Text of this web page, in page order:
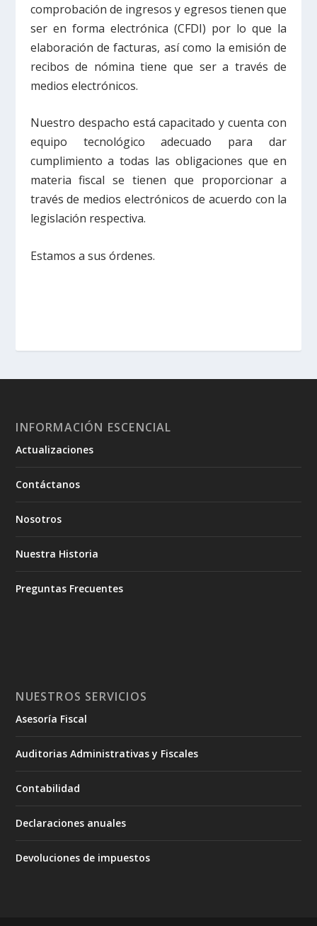
comprobación de ingresos y egresos tienen que
ser en forma electrónica (CFDI) por lo que la
elaboración de facturas, así como la emisión de
recibos de nómina tiene que ser a través de
medios electrónicos.
Nuestro despacho está capacitado y cuenta con
equipo tecnológico adecuado para dar
cumplimiento a todas las obligaciones que en
materia fiscal se tienen que proporcionar a
través de medios electrónicos de acuerdo con la
legislación respectiva.
Estamos a sus órdenes.
INFORMACIÓN ESCENCIAL
Actualizaciones
Contáctanos
Nosotros
Nuestra Historia
Preguntas Frecuentes
NUESTROS SERVICIOS
Asesoría Fiscal
Auditorias Administrativas y Fiscales
Contabilidad
Declaraciones anuales
Devoluciones de impuestos